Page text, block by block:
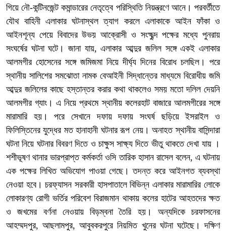
গিয়ে নৌ-কন্টিনজেন্ট কমান্ডারের নেতৃত্বে পরিস্থিতি নিয়ন্ত্রণে আনে। পরবর্তীতে
যৌথ বাহিনী এলাকার ঘটনাস্থল ত্যাগ করলে এলাকাকে আইন ফাঁকা ও
আইনশূন্য পেয়ে বিবাদের উভয় আক্রোসী ও সংক্ষুব্দ পক্ষের মধ্যে পুনরায়
সংঘর্ষের ঘটনা ঘটে। জানা যায়, এলাকার আব্দুর জলিল সঙ্গে একই এলাকার
আলমগীর হোসেনের সঙ্গে জমিজমা নিয়ে দীর্ঘ্য দিনের বিরোধ চলছিল। পরে
স্থানীয় সালিশের সমঝোতা নামক বেআইনী সিদ্ধান্তের মাধ্যমে বিরোধীয় জমি
আব্দুর জলিলের কাছে হস্তান্তর করার কথা থাকলেও সময় মতো দলিল দেয়নি
আলমগীর গ্যাং। এ নিয়ে প্রথমে স্থানীয় কলেরহাট বাজারে আলমগীরের সঙ্গে
মারামারি হয়। পরে সেখানে দফায় দফায় সংঘর্ষ ছড়িয়ে ইসরাইল ও
ফিলিস্তিনের যুদ্ধের মত হানাহানী ঘটনার রূপ নেয়। অনাহত স্থানীয় বাসিন্দারা
ঘটনা নিয়ে ঘটনার বিবরণ দিতে ও চাক্ষুস সাক্ষ্য দিতে ভীতু থাকতে দেখা যায় ।
শশীভূষণ থানার ভারপ্রাপ্ত কর্মকর্তা ওসি তারিক হাসান রাসেল বলেন, এ ঘটনায়
এক পক্ষের লিখিত অভিযোগ পাওয়া গেছে। তদন্ত করে আইনগত ব্যবস্থা
নেওয়া হবে। চরফ্যাসন সরকারী হাসপাতালে বিভিন্ন এলাকার মারামারির লোকে
লোকারণ্য রোগী ভর্তির পরিবেশ বিরাজমান থাকায় কলের হাটের আহতদের ক্ষত
ও জখমের বর্ণনা নেওয়ায় বিড়ম্বনা তৈরি হয়। অন্যদিকে চরফাসনের
আহম্মদপুর, আছলামপুর, আবুবকরপুরে নিয়মিত খুনের ঘটনা ঘটেছে। দক্ষিণ